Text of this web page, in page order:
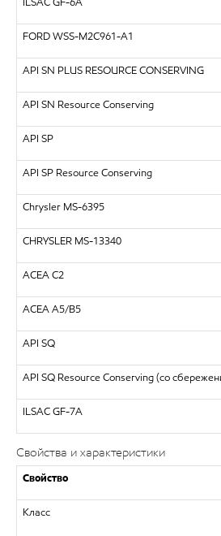
FORD WSS-M2C961-A1
API SN PLUS RESOURCE CONSERVING
API SN Resource Conserving
API SP
API SP Resource Conserving
Chrysler MS-6395
CHRYSLER MS-13340
ACEA C2
ACEA A5/B5
API SQ
API SQ Resource Conserving (со
ILSAC GF-7A
Свойства и характеристики
Свойство
Класс